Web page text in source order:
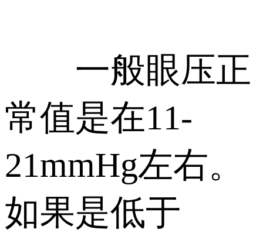
一般眼压正
常值是在11-
21mmHg左右。
如果是低于